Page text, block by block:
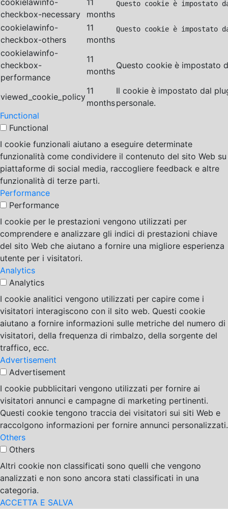
cookielawinfo-
checkbox-necessary
11
months
Questo cookie è impostato
cookielawinfo-
checkbox-others
11
months
Questo cookie è
cookielawinfo-
checkbox-
performance
11
months
Questo cookie è impostato
viewed_cookie_policy
11
months
Il cookie è impostato dal
personale.
Functional
Functional
I cookie funzionali aiutano a eseguire determinate
funzionalità come condividere il contenuto del sito Web su
piattaforme di social media, raccogliere feedback e altre
funzionalità di terze parti.
Performance
Performance
I cookie per le prestazioni vengono utilizzati per
comprendere e analizzare gli indici di prestazioni chiave
del sito Web che aiutano a fornire una migliore esperienza
utente per i visitatori.
Analytics
Analytics
I cookie analitici vengono utilizzati per capire come i
visitatori interagiscono con il sito web. Questi cookie
aiutano a fornire informazioni sulle metriche del numero di
visitatori, della frequenza di rimbalzo, della sorgente del
traffico, ecc.
Advertisement
Advertisement
I cookie pubblicitari vengono utilizzati per fornire ai
visitatori annunci e campagne di marketing pertinenti.
Questi cookie tengono traccia dei visitatori sui siti Web e
raccolgono informazioni per fornire annunci personalizzati.
Others
Others
Altri cookie non classificati sono quelli che vengono
analizzati e non sono ancora stati classificati in una
categoria.
ACCETTA E SALVA